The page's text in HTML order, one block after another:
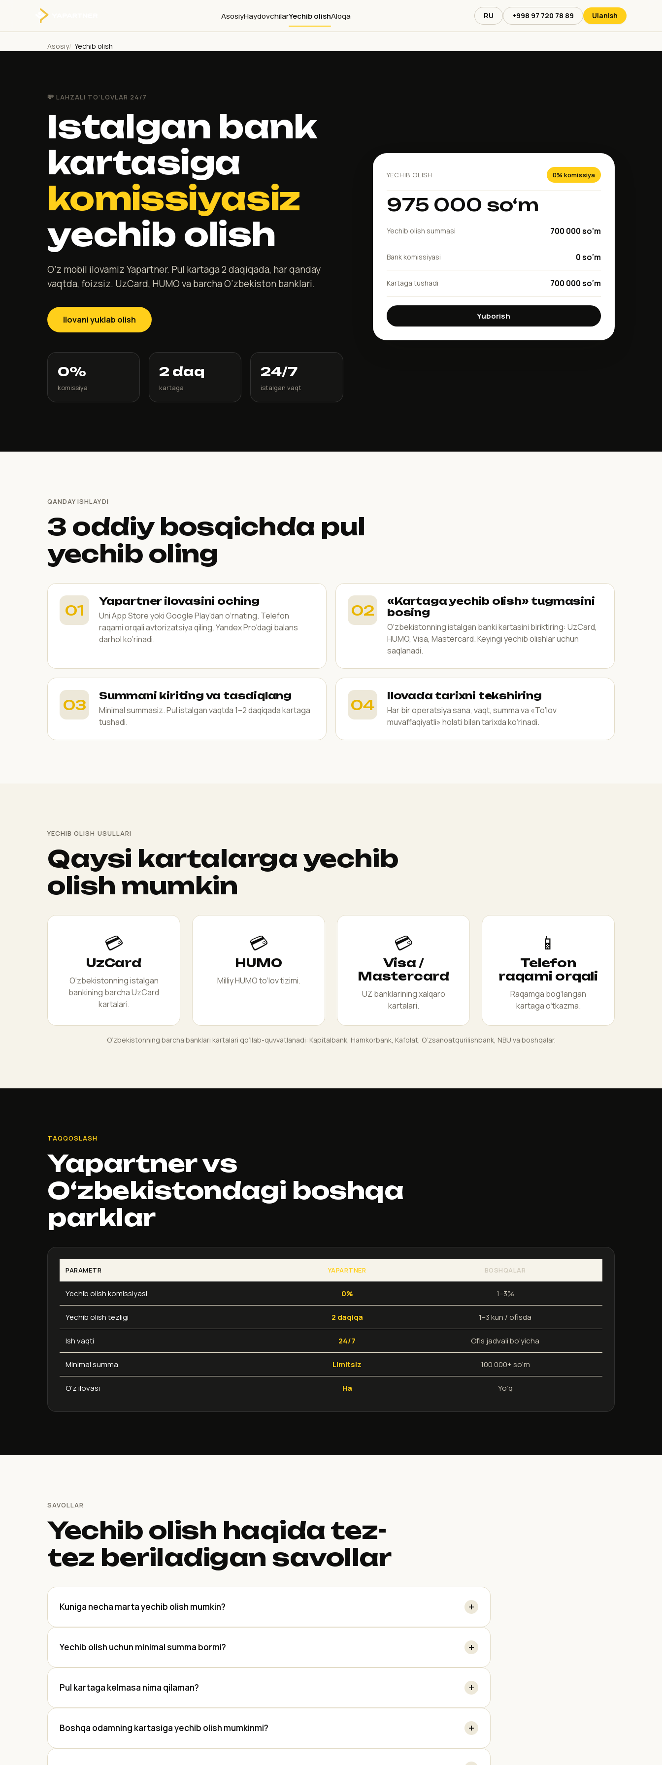
AsosiyHaydovchilarYechib olishAloqa RU +998 97 720 78 89 Ulanish
Asosiy Yechib olish
💸 LAHZALI TO‘LOVLAR 24/7
Istalgan bank
kartasiga
komissiyasiz
yechib olish
O‘z mobil ilovamiz Yapartner. Pul kartaga 2 daqiqada, har qanday
vaqtda, foizsiz. UzCard, HUMO va barcha O‘zbekiston banklari.
Ilovani yuklab olish
0%
komissiya
2 daq
kartaga
24/7
istalgan vaqt
YECHIB OLISH 0% komissiya
975 000 so‘m
Yechib olish summasi 700 000 so‘m
Bank komissiyasi 0 so‘m
Kartaga tushadi 700 000 so‘m
Yuborish
QANDAY ISHLAYDI
3 oddiy bosqichda pul
yechib oling
Yapartner ilovasini oching
Uni App Store yoki Google Play'dan o‘rnating. Telefon
raqami orqali avtorizatsiya qiling. Yandex Pro'dagi balans
darhol ko‘rinadi.
«Kartaga yechib olish» tugmasini
bosing
O‘zbekistonning istalgan banki kartasini biriktiring: UzCard,
HUMO, Visa, Mastercard. Keyingi yechib olishlar uchun
saqlanadi.
Summani kiriting va tasdiqlang
Minimal summasiz. Pul istalgan vaqtda 1–2 daqiqada kartaga
tushadi.
Ilovada tarixni tekshiring
Har bir operatsiya sana, vaqt, summa va «To‘lov
muvaffaqiyatli» holati bilan tarixda ko‘rinadi.
YECHIB OLISH USULLARI
Qaysi kartalarga yechib
olish mumkin
💳
UzCard
O‘zbekistonning istalgan
bankining barcha UzCard
kartalari.
💳
HUMO
Milliy HUMO to‘lov tizimi.
💳
Visa /
Mastercard
UZ banklarining xalqaro
kartalari.
📱
Telefon
raqami orqali
Raqamga bog‘langan
kartaga o‘tkazma.
O‘zbekistonning barcha banklari kartalari qo‘llab-quvvatlanadi: Kapitalbank, Hamkorbank, Kafolat, O‘zsanoatqurilishbank, NBU va boshqalar.
TAQQOSLASH
Yapartner vs
O‘zbekistondagi boshqa
parklar
PARAMETR YAPARTNER BOSHQALAR
Yechib olish komissiyasi 0% 1–3%
Yechib olish tezligi 2 daqiqa 1–3 kun / ofisda
Ish vaqti 24/7 Ofis jadvali bo‘yicha
Minimal summa Limitsiz 100 000+ so‘m
O‘z ilovasi Ha Yo‘q
SAVOLLAR
Yechib olish haqida tez-
tez beriladigan savollar
Kuniga necha marta yechib olish mumkin?
Yechib olish uchun minimal summa bormi?
Pul kartaga kelmasa nima qilaman?
Boshqa odamning kartasiga yechib olish mumkinmi?